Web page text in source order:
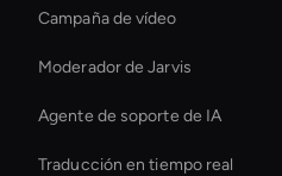
Campaña de vídeo
Moderador de Jarvis
Agente de soporte de IA
Traducción en tiempo real